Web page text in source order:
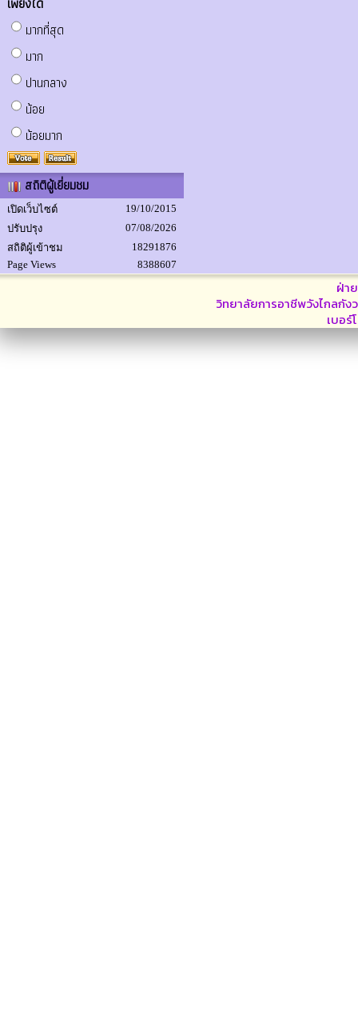
มากที่สุด
มาก
ปานกลาง
น้อย
น้อยมาก
สถิติผู้เยี่ยมชม
เปิดเว็บไซต์
19/10/2015
ปรับปรุง
07/08/2026
สถิติผู้เข้าชม
18291876
Page Views
8388607
ฝ่า
วิทยาลัยการอาชีพวังไกลกัง
เบอ